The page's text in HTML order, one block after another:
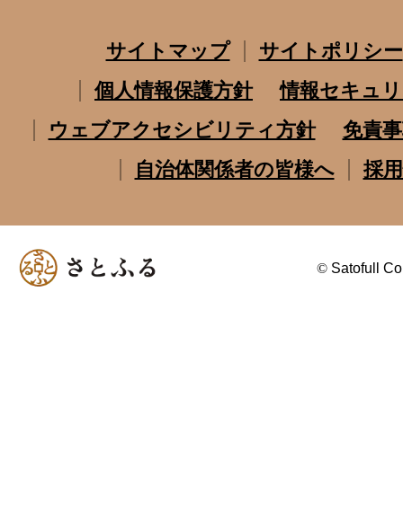
サイトマップ
サイトポリシー
個人情報保護方針
情報セキュ
ウェブアクセシビリティ方針
免責
自治体関係者の皆様へ
採
© Satofull